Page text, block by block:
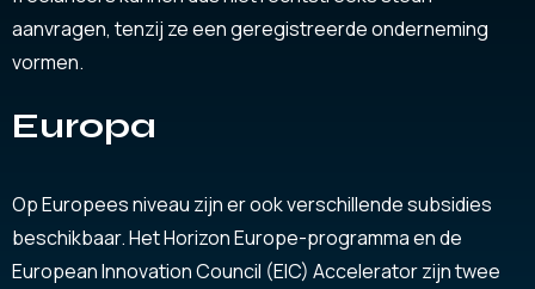
aanvragen, tenzij ze een geregistreerde onderneming
vormen.
Europa
Op Europees niveau zijn er ook verschillende subsidies
beschikbaar. Het Horizon Europe-programma en de
European Innovation Council (EIC) Accelerator zijn twee